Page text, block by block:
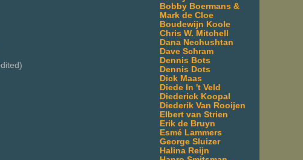
Bobby Boermans &
Mark de Cloe
Boudewijn Koole
Chris W. Mitchell
Dana Nechushtan
Dave Schram
Dennis Bots
Dennis Dots
Dick Maas
Diede In 't Veld
Diederick Koopal
Diederik Van Rooijen
Elbert van Strien
Erik de Bruyn
Esmé Lammers
George Sluizer
Halina Reijn